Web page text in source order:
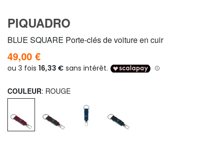
PIQUADRO
BLUE SQUARE Porte-clés de voiture en cuir
49,00 €
COULEUR: ROUGE